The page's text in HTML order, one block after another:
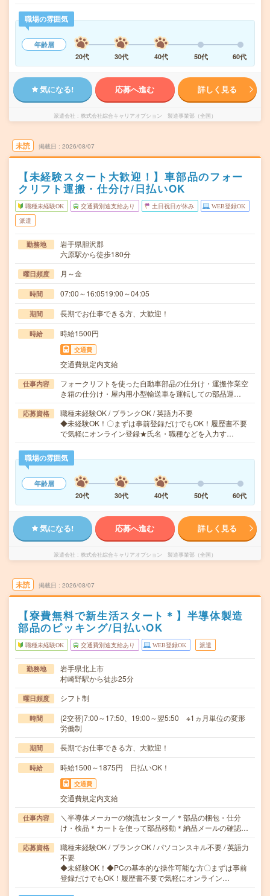
職場の雰囲気
年齢層
20代
30代 40代 50代 60代
気になる! 応募へ進む 詳しく見る
派遣会社 株式会社綜合キャリアオプション 製造事業部（全国）
未読 掲載日 2026/08/07
【未経験スタート大歓迎！】車部品のフォー
クリフト運搬・仕分け/日払いOK
職種未経験OK 交通費別途支給あり 土日祝日が休み WEB登録OK
派遣
勤務地
岩手県胆沢郡
六原駅から徒歩180分
曜日頻度 月～金
時間 07:00～16:0519:00～04:05
期間 長期でお仕事できる方、大歓迎！
時給 時給1500円
交通費
交通費規定内支給
仕事内容
フォークリフトを使った自動車部品の仕分け・運搬作業空
き箱の仕分け・屋内用小型輸送車を運転しての部品運…
応募資格
職種未経験OK / ブランクOK / 英語力不要
◆未経験OK！〇まずは事前登録だけでもOK！履歴書不要
で気軽にオンライン登録★氏名・職種などを入力す…
職場の雰囲気
年齢層
20代
30代 40代 50代 60代
気になる! 応募へ進む 詳しく見る
派遣会社 株式会社綜合キャリアオプション 製造事業部（全国）
未読 掲載日 2026/08/07
【寮費無料で新生活スタート＊】半導体製造
部品のピッキング/日払いOK
職種未経験OK 交通費別途支給あり WEB登録OK 派遣
勤務地
岩手県北上市
村崎野駅から徒歩25分
曜日頻度 シフト制
時間
(2交替)7:00～17:50、19:00～翌5:50 ※1ヵ月単位の変形
労働制
期間 長期でお仕事できる方、大歓迎！
時給 時給1500～1875円 日払いOK！
交通費
交通費規定内支給
仕事内容
＼半導体メーカーの物流センター／＊部品の梱包・仕分
け・検品＊カートを使って部品移動＊納品メールの確認…
応募資格
職種未経験OK / ブランクOK / パソコンスキル不要 / 英語力
不要
◆未経験OK！◆PCの基本的な操作可能な方〇まずは事前
登録だけでもOK！履歴書不要で気軽にオンライン…